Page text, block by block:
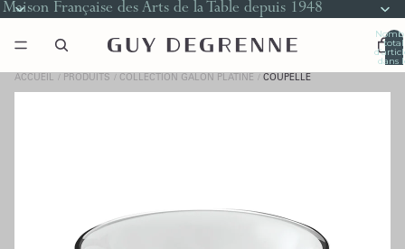
Maison Française des Arts de la Table depuis 1948
total
dans
ACCUEIL PRODUITS COLLECTION GALON PLATINE COUPELLE